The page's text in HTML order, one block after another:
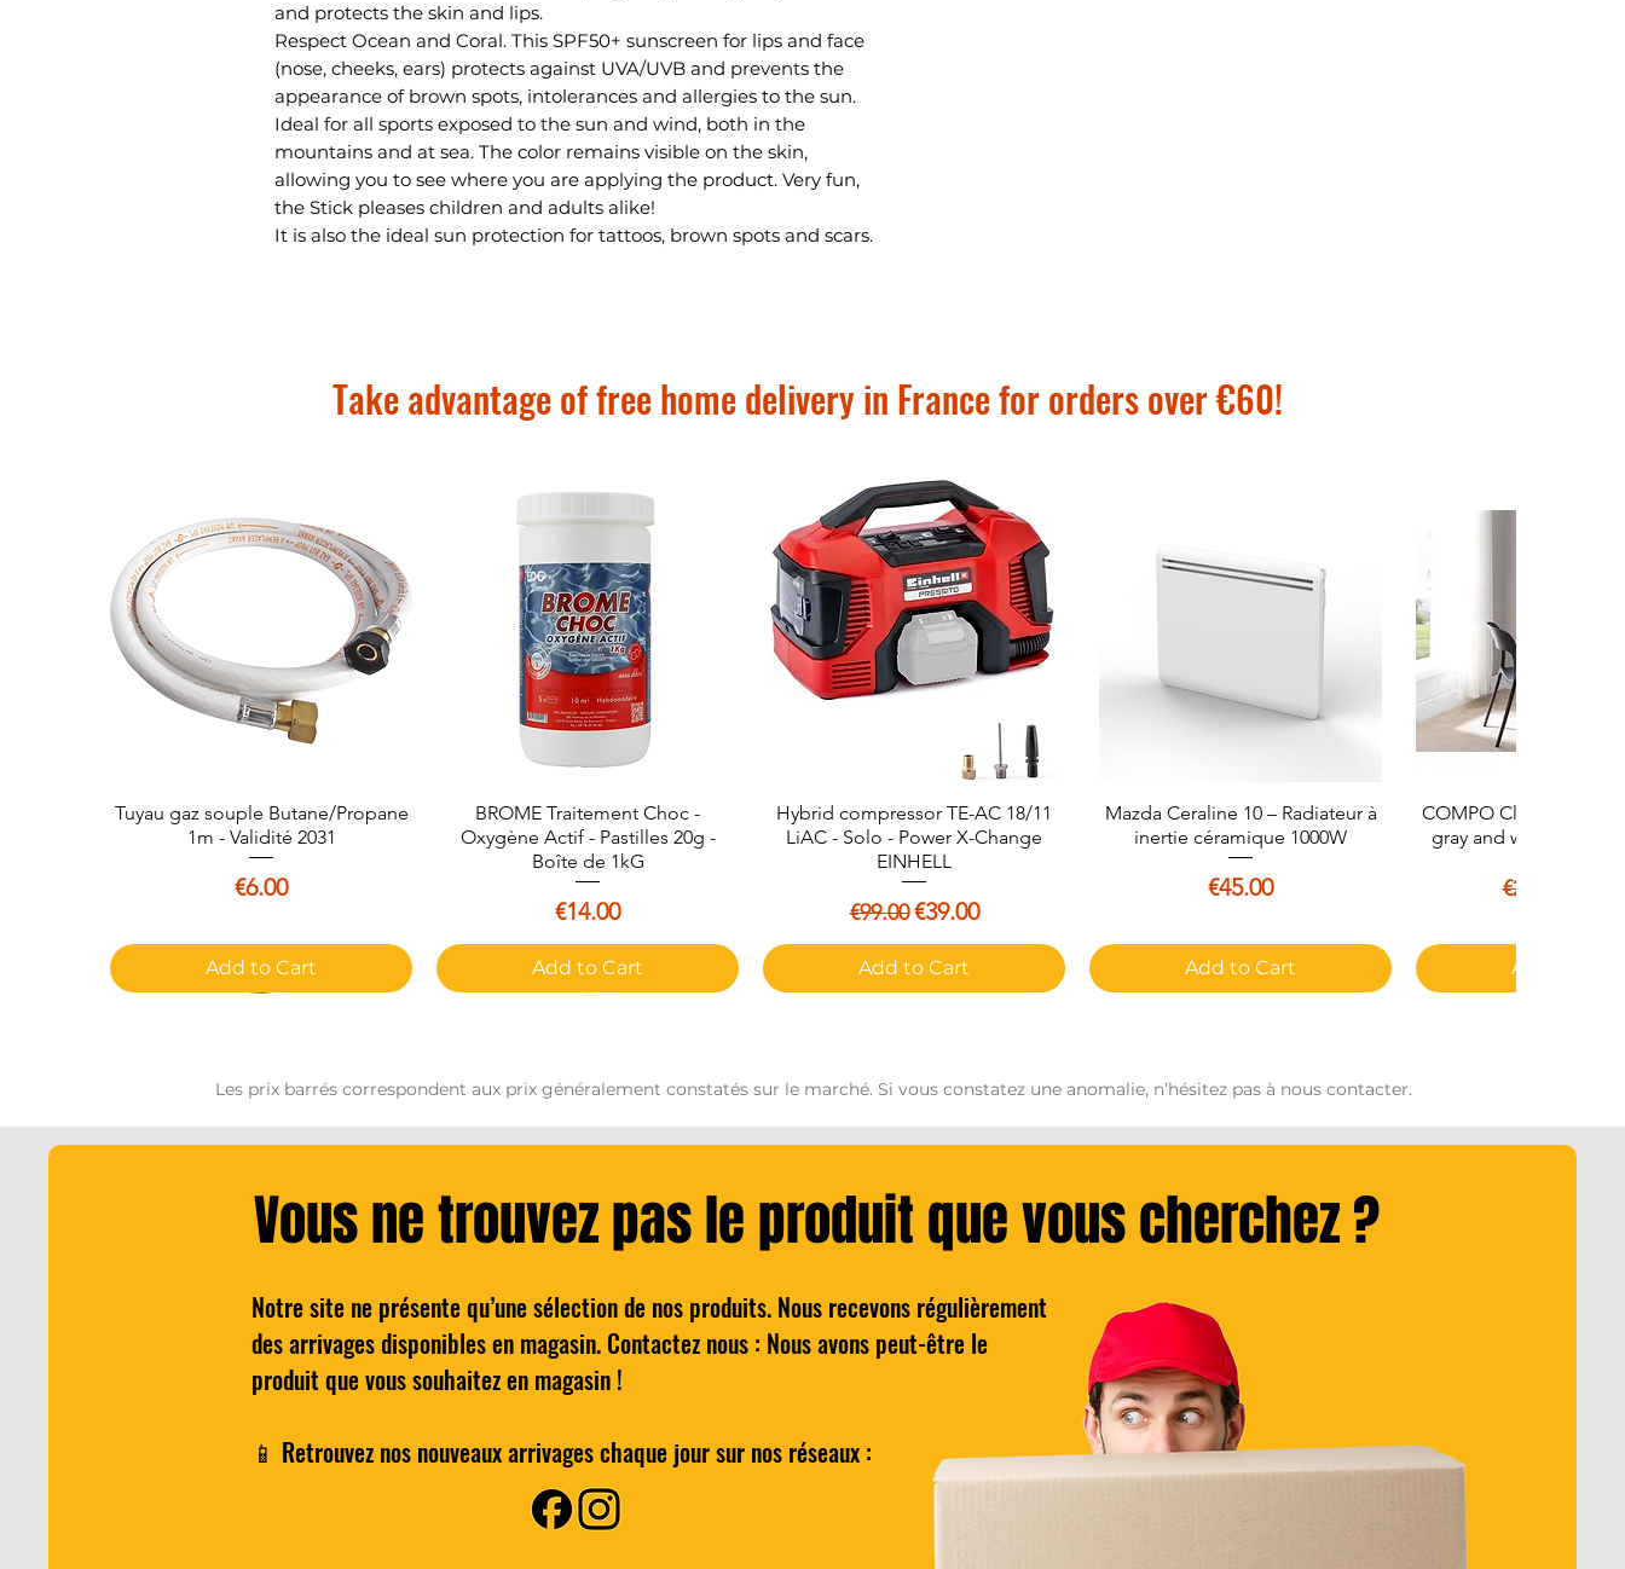
and protects the skin and lips.
Respect Ocean and Coral. This SPF50+ sunscreen for lips and face
(nose, cheeks, ears) protects against UVA/UVB and prevents the
appearance of brown spots, intolerances and allergies to the sun.
Ideal for all sports exposed to the sun and wind, both in the
mountains and at sea. The color remains visible on the skin,
allowing you to see where you are applying the product. Very fun,
the Stick pleases children and adults alike!
It is also the ideal sun protection for tattoos, brown spots and scars.
Take advantage of free home delivery in France for orders over €60!
Quick View
Tuyau gaz souple Butane/Propane
1m - Validité 2031
Price
€6.00
Add to Cart
Quick View
BROME Traitement Choc -
Oxygène Actif - Pastilles 20g -
Boîte de 1kG
Price
€14.00
Add to Cart
Quick View
Hybrid compressor TE-AC 18/11
LiAC - Solo - Power X-Change
EINHELL
Regular Price
€99.00 Sale Price
€39.00
Add to Cart
Quick View
Mazda Ceraline 10 – Radiateur à
inertie céramique 1000W
Price
€45.00
Add to Cart
COMPO Classic
gray and white decor -
Regular
€29.99
Add to Cart
Quick View
Cocktail - The BARTELEUR'S
NEGRONI
Price
€25.00
Add to Cart
Quick View
Wilkinson Hydro 5 Lames de rasoir
pour Homme Pack de 4
Regular Price
€8.00 Sale Price
€4.00
Add to Cart
Les prix barrés correspondent aux prix généralement constatés sur le marché. Si vous constatez une anomalie, n’hésitez pas à nous contacter.
Vous ne trouvez pas le produit que vous cherchez ?
Notre site ne présente qu’une sélection de nos produits. Nous recevons régulièrement
des arrivages disponibles en magasin. Contactez nous : Nous avons peut-être le
produit que vous souhaitez en magasin !
📱 Retrouvez nos nouveaux arrivages chaque jour sur nos réseaux :